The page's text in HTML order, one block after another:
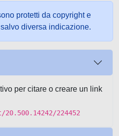
protetti da copyright e
diversa indicazione.
per citare o creare un link
224452